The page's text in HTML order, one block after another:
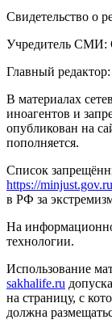
Свидетельство о
Учредитель
Главный
В материалах
иноагентов и
опубликован на
пополняется.
Список
https://
в РФ за
На
технологии.
Использование
sakhalife.ru
на страницу, с
должна